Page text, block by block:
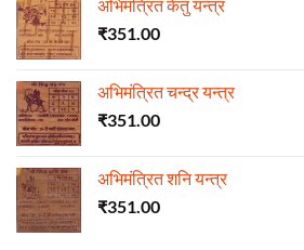
अभिमंत्रित केतु यन्त्र
₹351.00
अभिमंत्रित चन्द्र यन्त्र
₹351.00
अभिमंत्रित शनि यन्त्र
₹351.00